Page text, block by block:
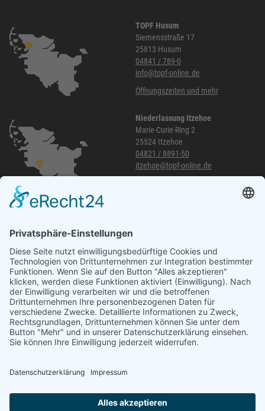
TOPF Husum
Siemensstraße 17
25813 Husum
04841 / 789-0
info@topf-online.de
Öffnungszeiten und mehr
Niederlassung Itzehoe
Marie-Curie-Ring 2
25524 Itzehoe
04821 / 8891-50
itzehoe@topf-online.de
040 / 21 04 04 04-04
glinde@topf-online.de
Öffnungszeiten und mehr